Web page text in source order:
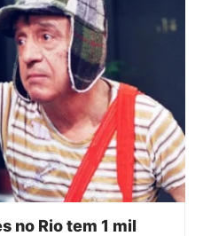
no Rio tem 1 mil